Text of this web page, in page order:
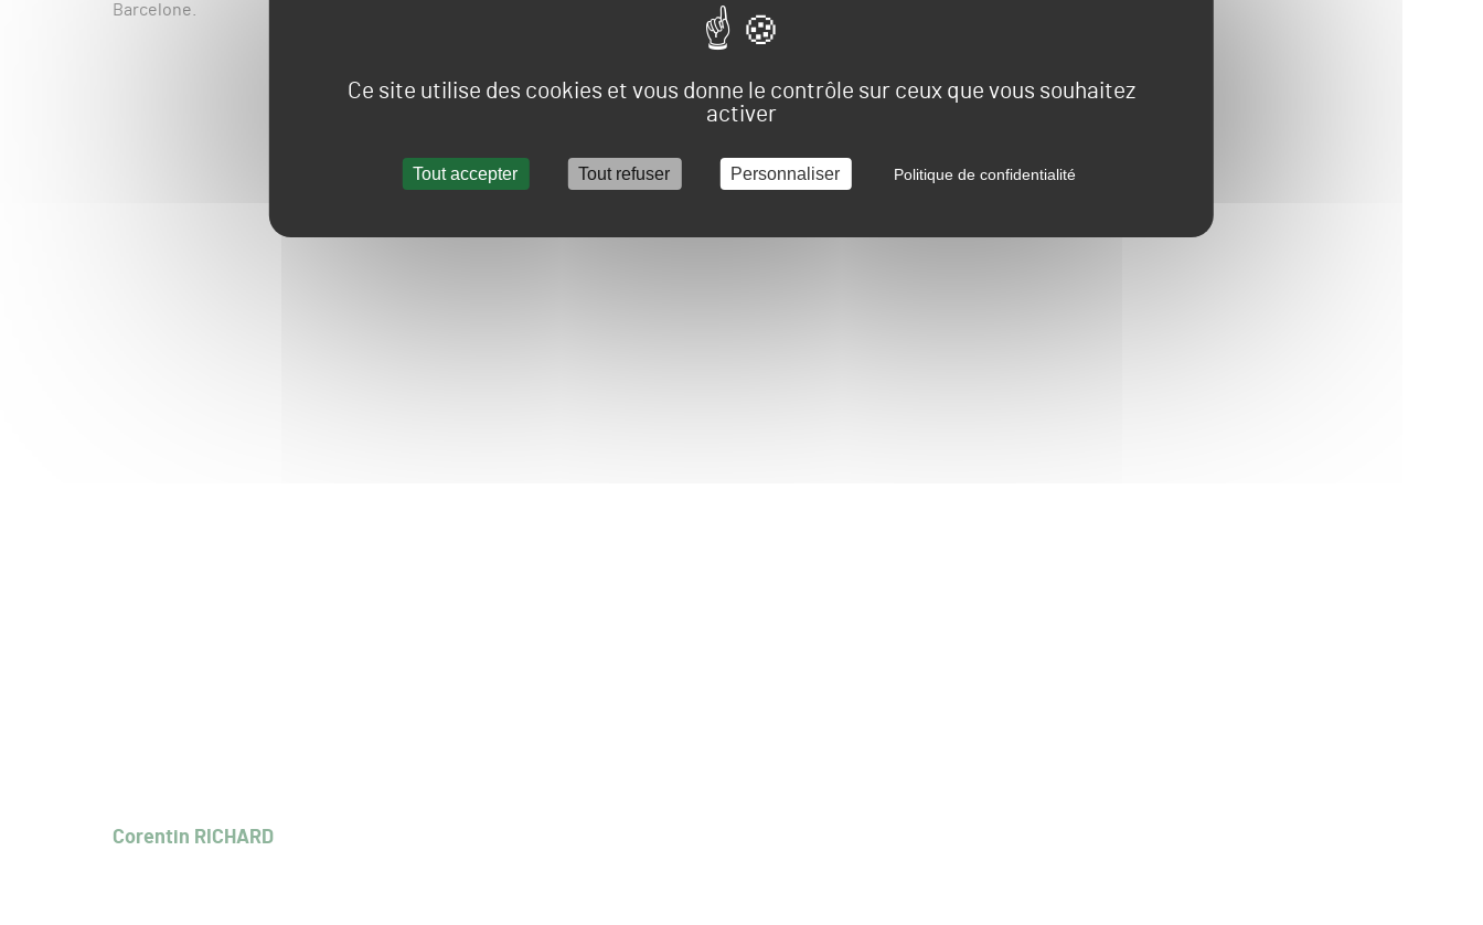
Ce site utilise des cookies et vous donne le contrôle sur ceux que vous souhaitez
activer
Tout accepter Tout refuser Personnaliser Politique de confidentialité
Barcelone.
Corentin RICHARD